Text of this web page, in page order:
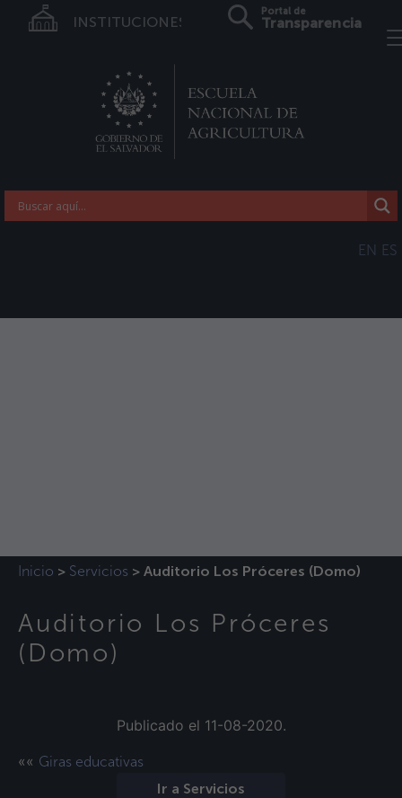
INSTITUCIONES
Portal de
Transparencia
EN ES
Inicio > Servicios > Auditorio Los Próceres (Domo)
Auditorio Los Próceres
(Domo)
Publicado el 11-08-2020.
«« Giras educativas
Ir a Servicios